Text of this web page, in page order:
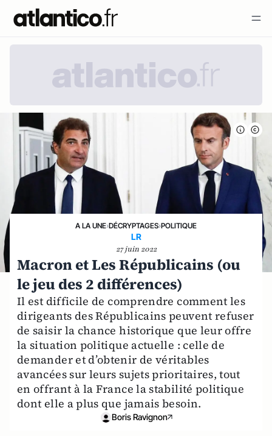
A LA UNE›DÉCRYPTAGES›POLITIQUE
LR
27 juin 2022
Macron et Les Républicains (ou
le jeu des 2 différences)
Il est difficile de comprendre comment les
dirigeants des Républicains peuvent refuser
de saisir la chance historique que leur offre
la situation politique actuelle : celle de
demander et d’obtenir de véritables
avancées sur leurs sujets prioritaires, tout
en offrant à la France la stabilité politique
dont elle a plus que jamais besoin.
Boris Ravignon